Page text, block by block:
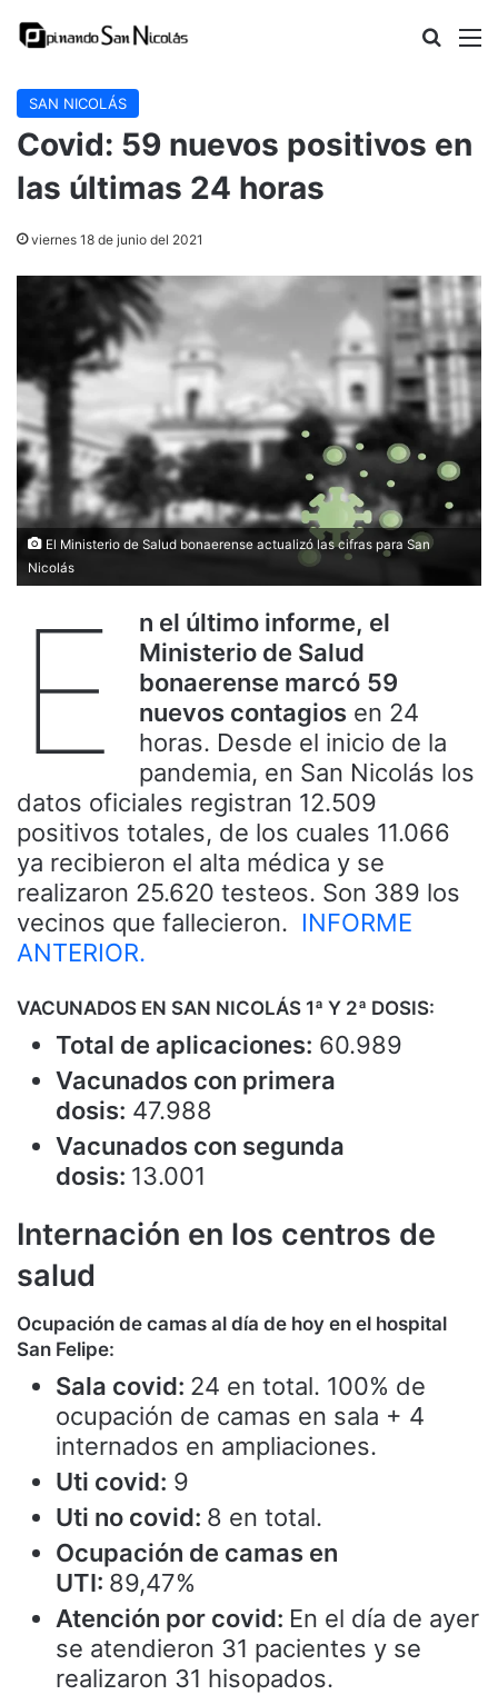
Buscar
SAN NICOLÁS
Covid: 59 nuevos positivos en
las últimas 24 horas
viernes 18 de junio del 2021
El Ministerio de Salud bonaerense actualizó las cifras para San
Nicolás
E
n el último informe, el
Ministerio de Salud
bonaerense marcó 59
nuevos contagios en 24
horas. Desde el inicio de la
pandemia, en San Nicolás los
datos oficiales registran 12.509
positivos totales, de los cuales 11.066
ya recibieron el alta médica y se
realizaron 25.620 testeos. Son 389 los
vecinos que fallecieron. INFORME
ANTERIOR.
VACUNADOS EN SAN NICOLÁS 1ª Y 2ª DOSIS:
Total de aplicaciones: 60.989
Vacunados con primera
dosis: 47.988
Vacunados con segunda
dosis: 13.001
Internación en los centros de
salud
Ocupación de camas al día de hoy en el hospital
San Felipe:
Sala covid: 24 en total. 100% de
ocupación de camas en sala + 4
internados en ampliaciones.
Uti covid: 9
Uti no covid: 8 en total.
Ocupación de camas en
UTI: 89,47%
Atención por covid: En el día de ayer
se atendieron 31 pacientes y se
realizaron 31 hisopados.